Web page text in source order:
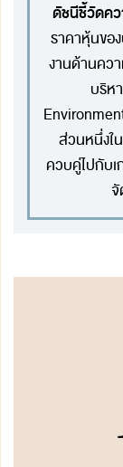
ดัชนีชี้วัดค
ราคาหุ้นขอ
งานด้านคว
บริห
ส่วนหนึ่งใ
ควบคู่ไปกับ